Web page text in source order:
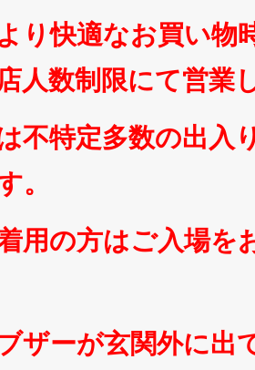
り快適なお買い物
人数制限にて営業
不特定多数の出入
。
用の方はご入場を
ザーが玄関外に出